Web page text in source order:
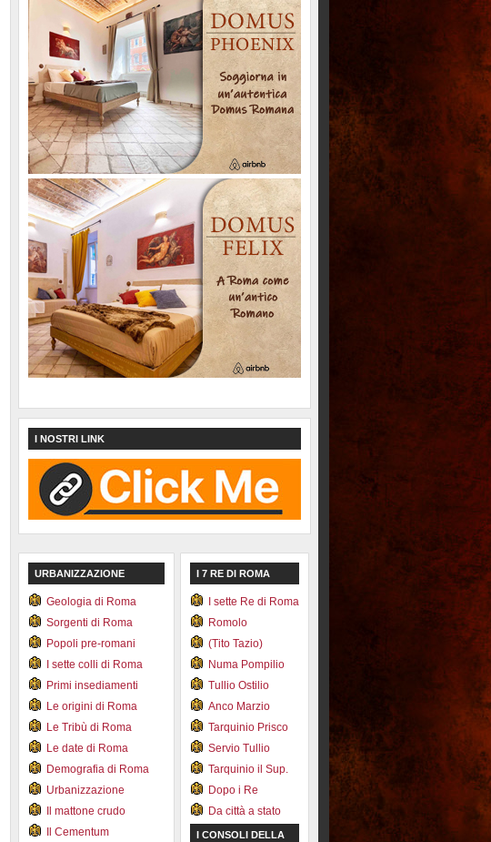
I NOSTRI LINK
URBANIZZAZIONE
Geologia di Roma
Sorgenti di Roma
Popoli pre-romani
I sette colli di Roma
Primi insediamenti
Le origini di Roma
Le Tribù di Roma
Le date di Roma
Demografia di Roma
Urbanizzazione
Il mattone crudo
Il Cementum
I 7 RE DI ROMA
I sette Re di Roma
Romolo
(Tito Tazio)
Numa Pompilio
Tullio Ostilio
Anco Marzio
Tarquinio Prisco
Servio Tullio
Tarquinio il Sup.
Dopo i Re
Da città a stato
I CONSOLI DELLA